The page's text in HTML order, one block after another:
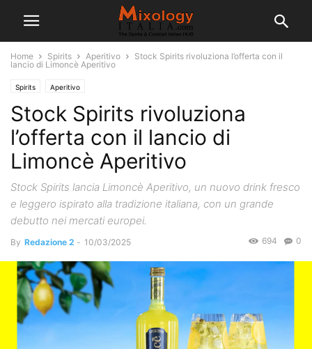
Home Spirits Aperitivo
Stock Spirits rivoluziona l’offerta con il
lancio di Limoncè Aperitivo
Spirits Aperitivo
Stock Spirits rivoluziona
l’offerta con il lancio di
Limoncè Aperitivo
Stock Spirits lancia Limoncè Aperitivo, un nuovo drink fresco
e leggero ispirato alla tradizione italiana, con un grande
debutto nei mercati europei.
By Redazione 2 - 10/03/2025 0
694